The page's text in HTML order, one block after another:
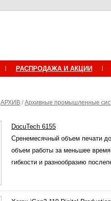
РАСПРОДАЖА И АКЦИИ
АРХИВ /Архивные промышленные
DocuTech 6155
Сренемесячный объем печати
объем работы за меньшее время
гибкости и разнообразию